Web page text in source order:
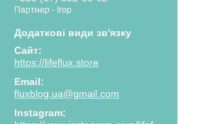
Партнер - Ігор
https://lifeflux.store
fluxblog.ua@gmail.com
Instagram